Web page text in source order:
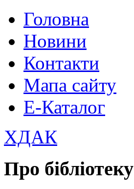
Головна
Новини
Контакти
Мапа сайту
Е-Каталог
ХДАК
Про бібліотеку